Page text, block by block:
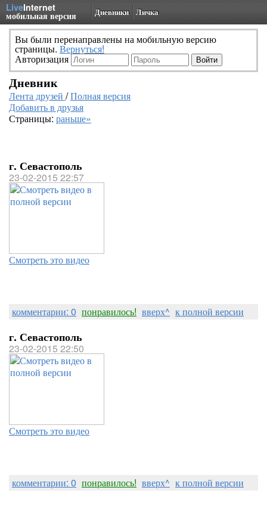
LiveInternet
мобильная версия Дневники Личка
Вы были перенаправлены на мобильную версию
страницы. Вернуться!
Авторизация
Дневник
Лента друзей /Полная версия
Добавить в друзья
Страницы: раньше»
г. Севастополь
23-02-2015 22:57
Смотреть это видео
комментарии: 0 понравилось! вверх^ к полной версии
г. Севастополь
23-02-2015 22:50
Смотреть это видео
комментарии: 0 понравилось! вверх^ к полной версии